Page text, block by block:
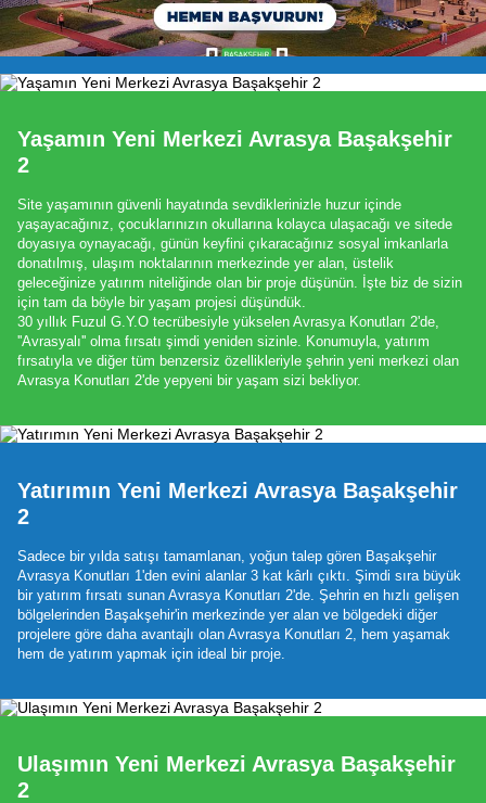
Yaşamın Yeni Merkezi Avrasya Başakşehir
2
Site yaşamının güvenli hayatında sevdiklerinizle huzur içinde
yaşayacağınız, çocuklarınızın okullarına kolayca ulaşacağı ve sitede
doyasıya oynayacağı, günün keyfini çıkaracağınız sosyal imkanlarla
donatılmış, ulaşım noktalarının merkezinde yer alan, üstelik
geleceğinize yatırım niteliğinde olan bir proje düşünün. İşte biz de sizin
için tam da böyle bir yaşam projesi düşündük.
30 yıllık Fuzul G.Y.O tecrübesiyle yükselen Avrasya Konutları 2'de,
''Avrasyalı'' olma fırsatı şimdi yeniden sizinle. Konumuyla, yatırım
fırsatıyla ve diğer tüm benzersiz özellikleriyle şehrin yeni merkezi olan
Avrasya Konutları 2'de yepyeni bir yaşam sizi bekliyor.
Yatırımın Yeni Merkezi Avrasya Başakşehir
2
Sadece bir yılda satışı tamamlanan, yoğun talep gören Başakşehir
Avrasya Konutları 1'den evini alanlar 3 kat kârlı çıktı. Şimdi sıra büyük
bir yatırım fırsatı sunan Avrasya Konutları 2'de. Şehrin en hızlı gelişen
bölgelerinden Başakşehir'in merkezinde yer alan ve bölgedeki diğer
projelere göre daha avantajlı olan Avrasya Konutları 2, hem yaşamak
hem de yatırım yapmak için ideal bir proje.
Ulaşımın Yeni Merkezi Avrasya Başakşehir
2